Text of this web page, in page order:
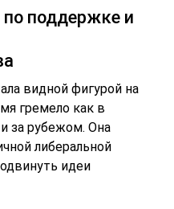
поддержке и
видной фигурой на
гремело как в
за рубежом. Она
либеральной
идеи